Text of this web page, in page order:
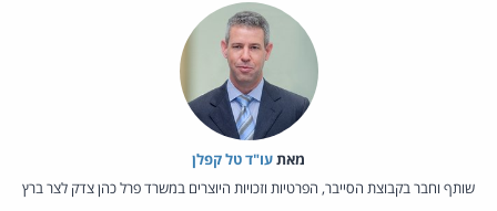
מאת‏עו"ד טל קפלן
שותף וחבר בקבוצת הסייבר, הפרטיות וזכויות היוצרים במשרד פרל כהן צדק לצר ברץ